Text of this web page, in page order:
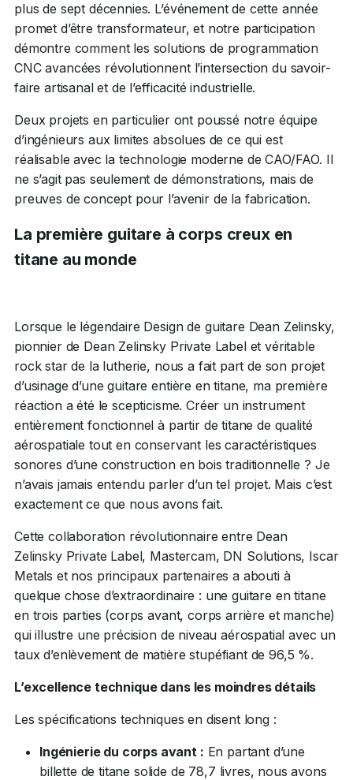
plus de sept décennies. L’événement de cette année
promet d’être transformateur, et notre participation
démontre comment les solutions de programmation
CNC avancées révolutionnent l’intersection du savoir-
faire artisanal et de l’efficacité industrielle.
Deux projets en particulier ont poussé notre équipe
d’ingénieurs aux limites absolues de ce qui est
réalisable avec la technologie moderne de CAO/FAO. Il
ne s’agit pas seulement de démonstrations, mais de
preuves de concept pour l’avenir de la fabrication.
La première guitare à corps creux en
titane au monde
Lorsque le légendaire Design de guitare Dean Zelinsky,
pionnier de Dean Zelinsky Private Label et véritable
rock star de la lutherie, nous a fait part de son projet
d’usinage d’une guitare entière en titane, ma première
réaction a été le scepticisme. Créer un instrument
entièrement fonctionnel à partir de titane de qualité
aérospatiale tout en conservant les caractéristiques
sonores d’une construction en bois traditionnelle ? Je
n’avais jamais entendu parler d’un tel projet. Mais c’est
exactement ce que nous avons fait.
Cette collaboration révolutionnaire entre Dean
Zelinsky Private Label, Mastercam, DN Solutions, Iscar
Metals et nos principaux partenaires a abouti à
quelque chose d’extraordinaire : une guitare en titane
en trois parties (corps avant, corps arrière et manche)
qui illustre une précision de niveau aérospatial avec un
taux d’enlèvement de matière stupéfiant de 96,5 %.
L’excellence technique dans les moindres détails
Les spécifications techniques en disent long :
Ingénierie du corps avant : En partant d’une
billette de titane solide de 78,7 livres, nous avons